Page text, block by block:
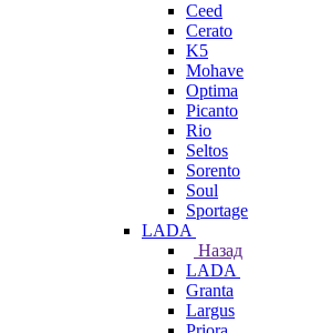
Ceed
Cerato
K5
Mohave
Optima
Picanto
Rio
Seltos
Sorento
Soul
Sportage
LADA
Назад
LADA
Granta
Largus